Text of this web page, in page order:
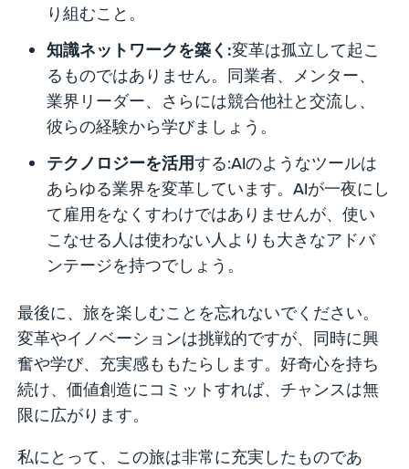
り組むこと。
知識ネットワークを築く:変革は孤立して起こ
るものではありません。同業者、メンター、
業界リーダー、さらには競合他社と交流し、
彼らの経験から学びましょう。
テクノロジーを活用する:AIのようなツールは
あらゆる業界を変革しています。AIが一夜にし
て雇用をなくすわけではありませんが、使い
こなせる人は使わない人よりも大きなアドバ
ンテージを持つでしょう。
最後に、旅を楽しむことを忘れないでください。
変革やイノベーションは挑戦的ですが、同時に興
奮や学び、充実感ももたらします。好奇心を持ち
続け、価値創造にコミットすれば、チャンスは無
限に広がります。
私にとって、この旅は非常に充実したものであ